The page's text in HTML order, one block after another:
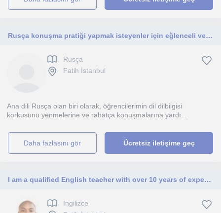
Rusça konuşma pratiği yapmak isteyenler için eğlenceli ve etkili dersler sunuyorum.
Rusça
Fatih İstanbul
Ana dili Rusça olan biri olarak, öğrencilerimin dil dilbilgisi
korkusunu yenmelerine ve rahatça konuşmalarına yardı...
daha fazlasını gör Ücretsiz iletişime geç
I am a qualified English teacher with over 10 years of experience, offering engaging, personalised English lessons for children.
Ingilizce